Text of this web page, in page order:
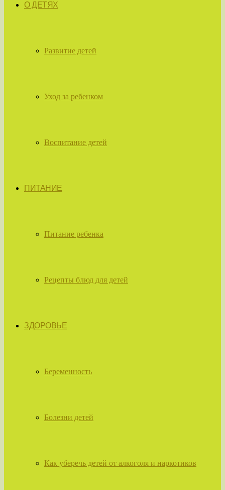
О ДЕТЯХ
Развитие детей
Уход за ребенком
Воспитание детей
ПИТАНИЕ
Питание ребенка
Рецепты блюд для детей
ЗДОРОВЬЕ
Беременность
Болезни детей
Как уберечь детей от алкоголя и наркотиков